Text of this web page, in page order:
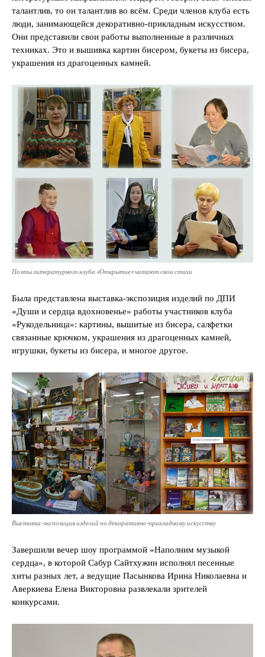
талантлив, то он талантлив во всём. Среди членов клуба есть
люди, занимающейся декоративно-прикладным искусством.
Они представили свои работы выполненные в различных
техниках. Это и вышивка картин бисером, букеты из бисера,
украшения из драгоценных камней.
Поэты литературного клуба «Открытие» читают свои стихи
Была представлена выставка-экспозиция изделий по ДПИ
«Души и сердца вдохновенье» работы участников клуба
«Рукодельница»: картины, вышитые из бисера, салфетки
связанные крючком, украшения из драгоценных камней,
игрушки, букеты из бисера, и многое другое.
Выставка-экспозиция изделий по декоративно-прикладному искусству
Завершили вечер шоу программой «Наполним музыкой
сердца», в которой Сабур Сайтхужин исполнял песенные
хиты разных лет, а ведущие Пасынкова Ирина Николаевна и
Аверкиева Елена Викторовна развлекали зрителей
конкурсами.